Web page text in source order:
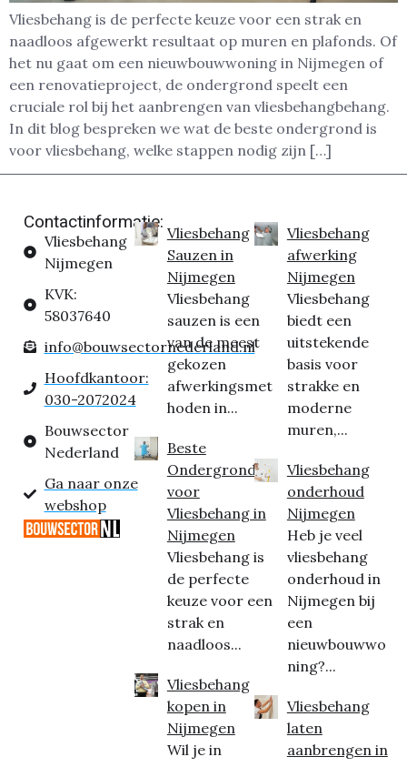
Vliesbehang is de perfecte keuze voor een strak en
naadloos afgewerkt resultaat op muren en plafonds. Of
het nu gaat om een nieuwbouwwoning in Nijmegen of
een renovatieproject, de ondergrond speelt een
cruciale rol bij het aanbrengen van vliesbehangbehang.
In dit blog bespreken we wat de beste ondergrond is
voor vliesbehang, welke stappen nodig zijn […]
Contactinformatie:
Vliesbehang
Nijmegen
KVK:
58037640
info@bouwsectornederland.nl
Hoofdkantoor:
030-2072024
Bouwsector
Nederland
Ga naar onze
webshop
Vliesbehang
Sauzen in
Nijmegen
Vliesbehang
sauzen is een
van de meest
gekozen
afwerkingsmet
hoden in...
Beste
Ondergrond
voor
Vliesbehang in
Nijmegen
Vliesbehang is
de perfecte
keuze voor een
strak en
naadloos...
Vliesbehang
kopen in
Nijmegen
Wil je in
Vliesbehang
afwerking
Nijmegen
Vliesbehang
biedt een
uitstekende
basis voor
strakke en
moderne
muren,...
Vliesbehang
onderhoud
Nijmegen
Heb je veel
vliesbehang
onderhoud in
Nijmegen bij
een
nieuwbouwwo
ning?...
Vliesbehang
laten
aanbrengen in